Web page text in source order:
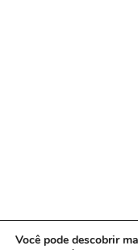
Você pode descobrir